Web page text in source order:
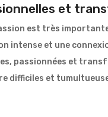
et
est très
intense et une
passionnées et
difficiles et